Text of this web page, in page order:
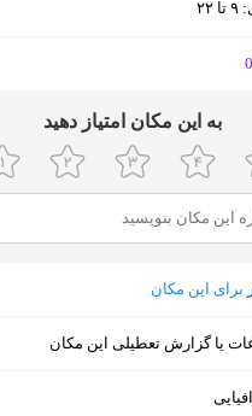
: ۹ تا ۲۲
ﺑﻪ اﯾﻦ ﻣﮑﺎن اﻣﺘﯿﺎز دﻫﯿﺪ
برای این مکان
یا گزارش تعطیلی این مکان